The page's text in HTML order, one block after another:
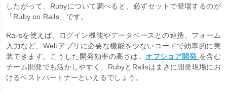
したがって、Rubyについて調べると、必ずセットで登場するのが
「Ruby on Rails」です。
Railsを使えば、ログイン機能やデータベースとの連携、フォーム
入力など、Webアプリに必要な機能を少ないコードで効率的に実
装できます。こうした開発効率の高さは、オフショア開発 を含む
チーム開発でも活かしやすく、RubyとRailsはまさに開発現場にお
けるベストパートナーといえるでしょう。